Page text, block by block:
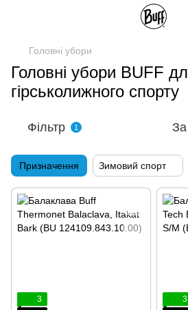
Головні убори
Головні убори BUFF
гірськолижного спорту
Фільтр 1 За
Призначення Зимовий спорт
3
3